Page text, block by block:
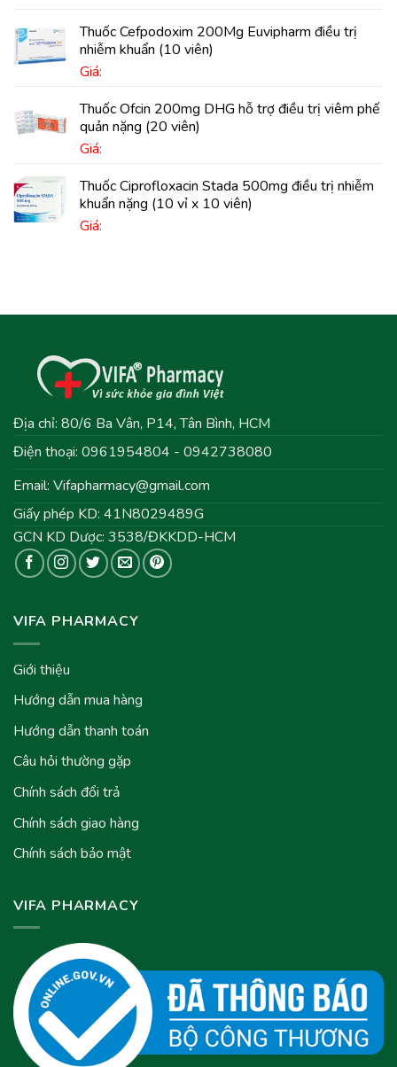
Thuốc Cefpodoxim 200Mg Euvipharm điều trị
nhiễm khuẩn (10 viên)
Giá:
Thuốc Ofcin 200mg DHG hỗ trợ điều trị viêm phế
quản nặng (20 viên)
Giá:
Thuốc Ciprofloxacin Stada 500mg điều trị nhiễm
khuẩn nặng (10 vỉ x 10 viên)
Giá:
Địa chỉ: 80/6 Ba Vân, P14, Tân Bình, HCM
Điện thoại: 0961954804 - 0942738080
Email: Vifapharmacy@gmail.com
Giấy phép KD: 41N8029489G
GCN KD Dược: 3538/ĐKKDD-HCM
VIFA PHARMACY
Giới thiệu
Hướng dẫn mua hàng
Hướng dẫn thanh toán
Câu hỏi thường gặp
Chính sách đổi trả
Chính sách giao hàng
Chính sách bảo mật
VIFA PHARMACY